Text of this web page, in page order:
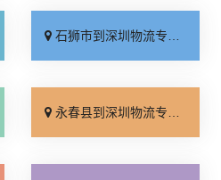
石狮市到深圳物流专线_价格实惠「准时到货」
永春县到深圳物流专线_服务周到「全境到达」